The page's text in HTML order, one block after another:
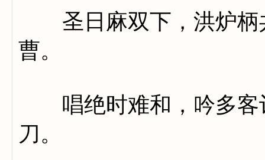
圣日麻双下，洪炉柄
曹。
唱绝时难和，吟多客
刀。